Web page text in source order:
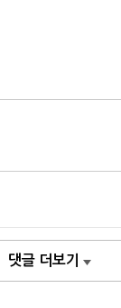
댓글 더보기